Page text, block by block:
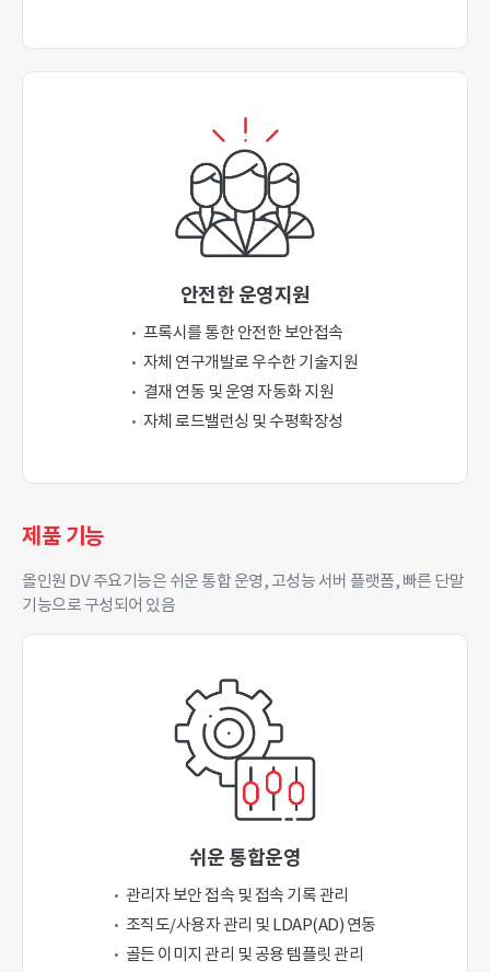
안전한 운영지원
프록시를 통한 안전한 보안접속
자체 연구개발로 우수한 기술지원
결재 연동 및 운영 자동화 지원
자체 로드밸런싱 및 수평확장성
제품 기능
올인원 DV 주요기능은 쉬운 통합 운영, 고성능 서버 플랫폼, 빠른 단말
기능으로 구성되어 있음
쉬운 통합운영
관리자 보안 접속 및 접속 기록 관리
조직도/사용자 관리 및 LDAP(AD) 연동
골든 이미지 관리 및 공용 템플릿 관리